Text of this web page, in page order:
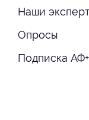
Наши
Опросы
Подписка АФ+